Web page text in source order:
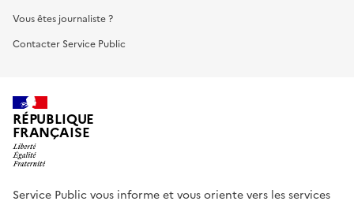
Vous êtes journaliste ?
Contacter Service Public
RÉPUBLIQUE
FRANÇAISE
Service Public vous informe et vous oriente vers les services